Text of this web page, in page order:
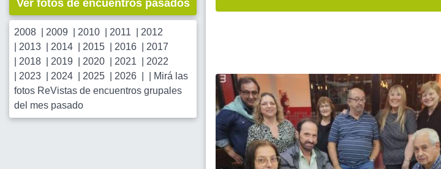
Ver fotos de encuentros pasados
2008 2009 2010 2011
2012
2013 2014 2015 2016
2017
2018 2019 2020 2021
2022
2023 2024 2025 2026
Mirá las
fotos ReVistas de encuentros grupales
del mes pasado